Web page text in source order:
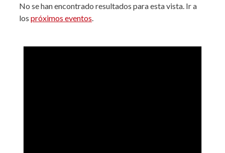
No se han encontrado resultados para esta vista. Ir a
los próximos eventos